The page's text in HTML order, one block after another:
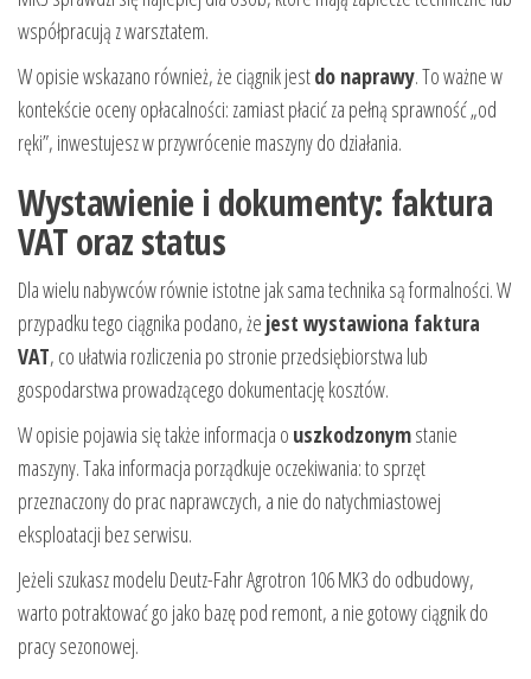
współpracują z warsztatem.
W opisie wskazano również, że ciągnik jestdo naprawy. To ważne w
kontekście oceny opłacalności: zamiast płacić za pełną sprawność „od
ręki”, inwestujesz w przywrócenie maszyny do działania.
Wystawienie i dokumenty: faktura
VAT oraz status
Dla wielu nabywców równie istotne jak sama technika są formalności. W
przypadku tego ciągnika podano, że jest wystawiona faktura
VAT, co ułatwia rozliczenia po stronie przedsiębiorstwa lub
gospodarstwa prowadzącego dokumentację kosztów.
W opisie pojawia się także informacja o uszkodzonymstanie
maszyny. Taka informacja porządkuje oczekiwania: to sprzęt
przeznaczony do prac naprawczych, a nie do natychmiastowej
eksploatacji bez serwisu.
Jeżeli szukasz modelu Deutz-Fahr Agrotron 106 MK3 do odbudowy,
warto potraktować go jako bazę pod remont, a nie gotowy ciągnik do
pracy sezonowej.